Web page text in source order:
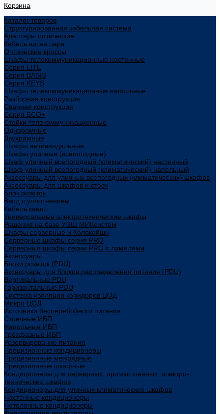
Корзина
Каталог товаров
Структурированная кабельная система
Адаптеры оптические
Кабель витая пара
Оптические кроссы
Шкафы телекоммуникационные настенные
Cерия LITE
Cерия BASIS
Cерия KEYS
Шкафы телекоммуникационные напольные
Разборная конструкция
Сварная конструкция
Серия ECO+
Стойки телекоммуникационные
Однорамные
Двухрамные
Шкафы антивандальные
Шкафы уличные (всепогодные)
Шкаф уличный всепогодный (климатический) настенный
Шкаф уличный всепогодный (климатический) напольный
Аксессуары для уличных всепогодных (климатических) шкафов
Аксессуары для шкафов и стоек
Блок розеток
Ввод с уплотнением
Кабель канал
Универсальные электротехнические шкафы
Решения на базе УЭШ МИКсистем
Шкафы серверные и Колокейшн
Серверные шкафы серия PRO
Серверные шкафы серии PRO с ламелями
Аксессуары
Блоки розеток (PDU)
Аксессуары для блоков распределения питания (PDU)
Вертикальные PDU
Горизонтальные PDU
Система изоляции коридоров ЦОД
Микро ЦОД
Источники бесперебойного питания
Стоечные ИБП
Напольные ИБП
Трёхфазные ИБП
Резервирование питания
Прецизионные кондиционеры
Прецизионные межрядные
Прецизионные шкафные
Кондиционеры для серверных, промышленных, электро-
технических шкафов
Кондиционеры для уличных климатических шкафов
Настенные кондиционеры
Потолочные кондиционеры